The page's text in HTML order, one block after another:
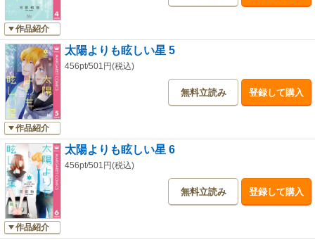
作品紹介
作品紹介
太陽よりも眩しい星 5
456pt/501円(税込)
無料立読み 登録して購入
作品紹介
太陽よりも眩しい星 6
456pt/501円(税込)
無料立読み 登録して購入